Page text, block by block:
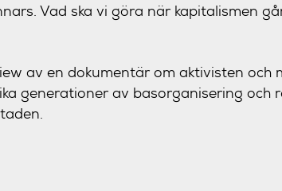
Vad ska vi göra när kapitalismen
av en dokumentär om aktivisten och
generationer av basorganisering och